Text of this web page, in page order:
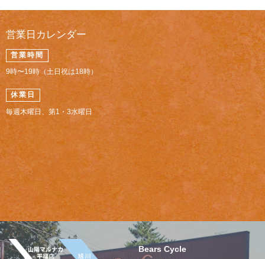
営業日カレンダー
営業時間
9時〜19時（土日祝は18時）
休業日
毎週木曜日、第1・3水曜日
Bears Cycle